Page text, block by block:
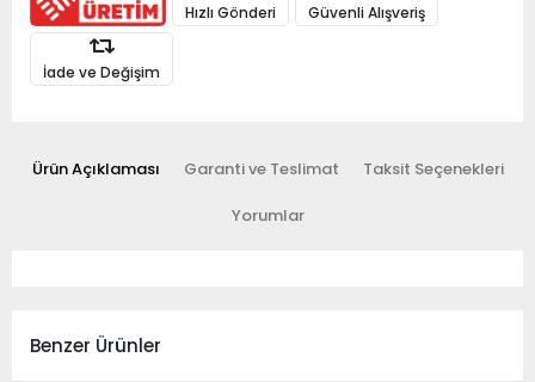
Hızlı Gönderi Güvenli Alışveriş
İade ve Değişim
Ürün Açıklaması Garanti ve Teslimat Taksit Seçenekleri
Yorumlar
Benzer Ürünler